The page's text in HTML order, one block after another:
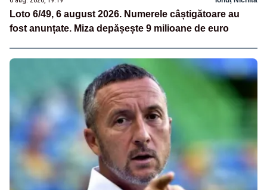
Loto 6/49, 6 august 2026. Numerele câștigătoare au
fost anunțate. Miza depășește 9 milioane de euro